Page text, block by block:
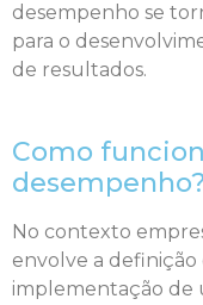
desempenho se
para o
de resultados.
Como
desempenho?
No contexto
envolve a definição
implementação de